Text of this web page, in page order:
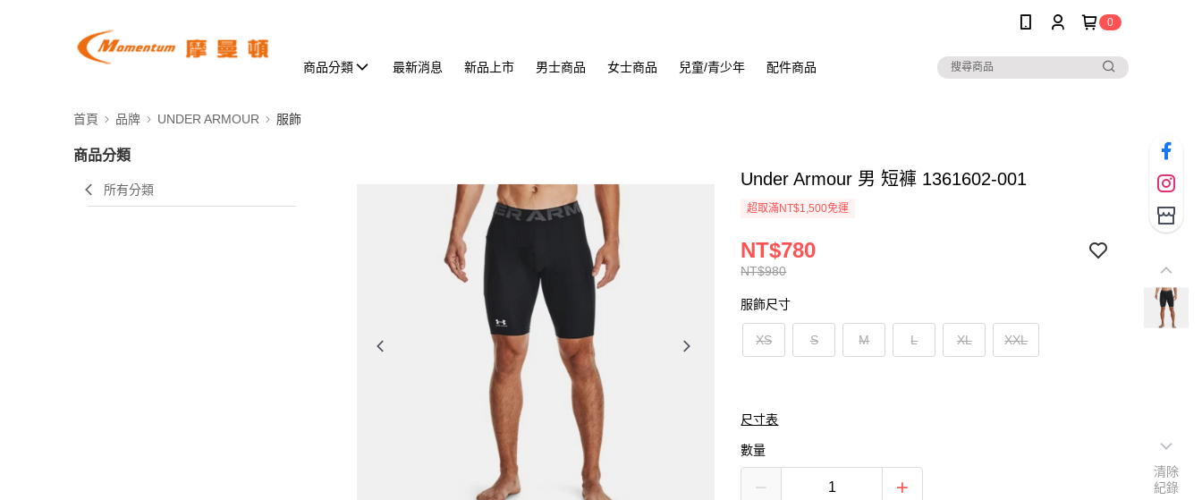
0
商品分類 最新消息 新品上市 男士商品 女士商品 兒童/青少年 配件商品
首頁 品牌 UNDER ARMOUR 服飾
商品分類
所有分類
Under Armour 男 短褲 1361602-001
超取滿NT$1,500免運
NT$980
NT$780
服飾尺寸
XS S M L XL XXL
尺寸表
數量
清除
紀錄